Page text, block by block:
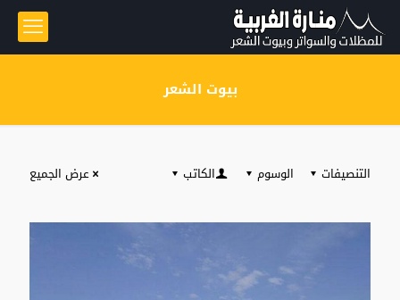
بيوت الشعر
التنصيفات الوسوم الكاتب عرض الجميع